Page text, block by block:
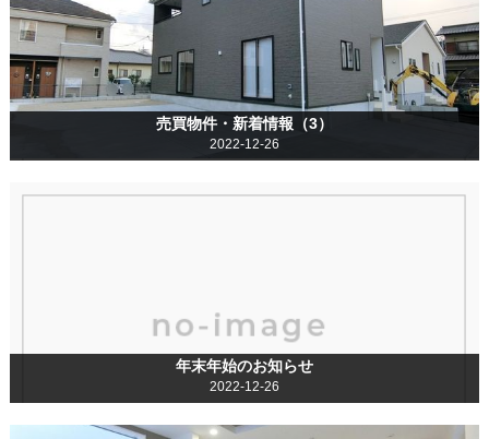
売買物件・新着情報（3）
2022-12-26
年末年始のお知らせ
2022-12-26